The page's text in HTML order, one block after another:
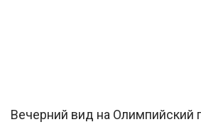
Вечерний вид на Олимпийский